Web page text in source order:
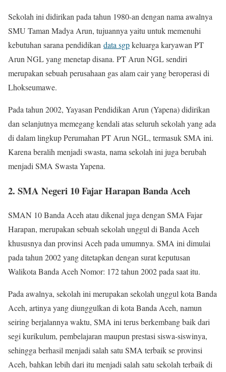
Sekolah ini didirikan pada tahun 1980-an dengan nama awalnya
SMU Taman Madya Arun, tujuannya yaitu untuk memenuhi
kebutuhan sarana pendidikan data sgpkeluarga karyawan PT
Arun NGL yang menetap disana. PT Arun NGL sendiri
merupakan sebuah perusahaan gas alam cair yang beroperasi di
Lhokseumawe.
Pada tahun 2002, Yayasan Pendidikan Arun (Yapena) didirikan
dan selanjutnya memegang kendali atas seluruh sekolah yang ada
di dalam lingkup Perumahan PT Arun NGL, termasuk SMA ini.
Karena beralih menjadi swasta, nama sekolah ini juga berubah
menjadi SMA Swasta Yapena.
2. SMA Negeri 10 Fajar Harapan Banda Aceh
SMAN 10 Banda Aceh atau dikenal juga dengan SMA Fajar
Harapan, merupakan sebuah sekolah unggul di Banda Aceh
khususnya dan provinsi Aceh pada umumnya. SMA ini dimulai
pada tahun 2002 yang ditetapkan dengan surat keputusan
Walikota Banda Aceh Nomor: 172 tahun 2002 pada saat itu.
Pada awalnya, sekolah ini merupakan sekolah unggul kota Banda
Aceh, artinya yang diunggulkan di kota Banda Aceh, namun
seiring berjalannya waktu, SMA ini terus berkembang baik dari
segi kurikulum, pembelajaran maupun prestasi siswa-siswinya,
sehingga berhasil menjadi salah satu SMA terbaik se provinsi
Aceh, bahkan lebih dari itu menjadi salah satu sekolah terbaik di